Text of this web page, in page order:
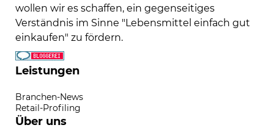
wollen wir es schaffen, ein gegenseitiges
Verständnis im Sinne "Lebensmittel einfach gut
einkaufen" zu fördern.
Leistungen
Branchen-News
Retail-Profiling
Über uns